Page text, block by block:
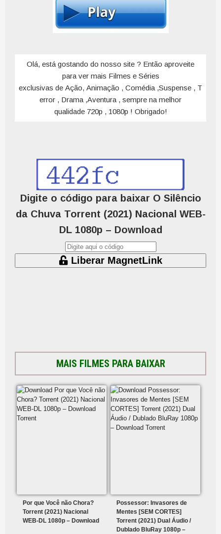
Olá, está gostando do nosso site ? Então aproveite
para ver mais Filmes e Séries
exclusivas de Ação, Animação , Comédia ,Suspense , T
error , Drama ,Aventura , sempre na melhor
qualidade 720p , 1080p ! Obrigado!
Digite o código para baixar O Silêncio
da Chuva Torrent (2021) Nacional WEB-
DL 1080p – Download
Liberar MagnetLink
MAIS FILMES PARA BAIXAR
Por que Você não Chora?
Torrent (2021) Nacional
WEB-DL 1080p – Download
Possessor: Invasores de
Mentes [SEM CORTES]
Torrent (2021) Dual Áudio /
Dublado BluRay 1080p –